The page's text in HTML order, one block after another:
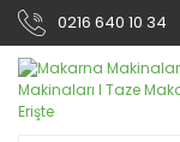
0216 640 10 34